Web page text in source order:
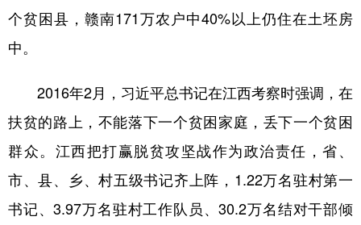
个贫困县，赣南171万农户中40%以上仍住在土坯房
中。
2016年2月，习近平总书记在江西考察时强调，在
扶贫的路上，不能落下一个贫困家庭，丢下一个贫困
群众。江西把打赢脱贫攻坚战作为政治责任，省、
市、县、乡、村五级书记齐上阵，1.22万名驻村第一
书记、3.97万名驻村工作队员、30.2万名结对干部倾